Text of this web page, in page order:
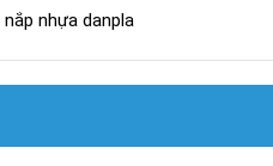
nắp nhựa danpla